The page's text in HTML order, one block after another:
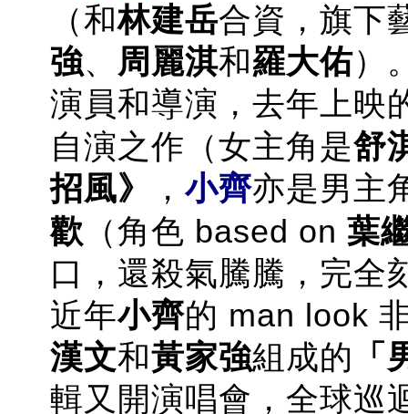
（和林建岳合資，旗下
強、 周麗淇和羅大佑）
演員和導演，去年上映
自演之作（女主角是舒
招風》
，小齊亦是男主
歡 （角色 based on 葉
口，還殺氣騰騰，完全
近年小齊的 man look
漢文和黃家強組成的
輯又開演唱會，全球巡